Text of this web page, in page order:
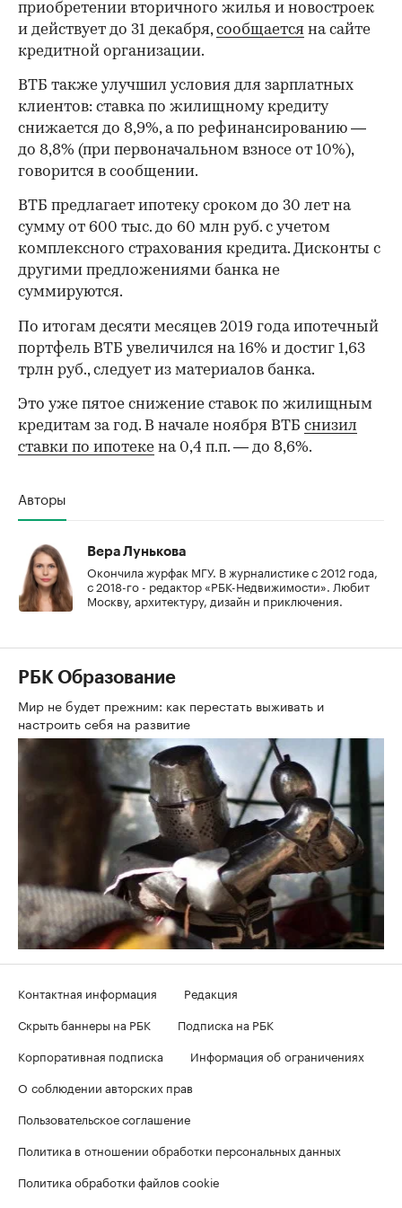
приобретении вторичного жилья и новостроек
и действует до 31 декабря,сообщается на сайте
кредитной организации.
ВТБ также улучшил условия для зарплатных
клиентов: ставка по жилищному кредиту
снижается до 8,9%, а по рефинансированию —
до 8,8% (при первоначальном взносе от 10%),
говорится в сообщении.
ВТБ предлагает ипотеку сроком до 30 лет на
сумму от 600 тыс. до 60 млн руб. с учетом
комплексного страхования кредита. Дисконты с
другими предложениями банка не
суммируются.
По итогам десяти месяцев 2019 года ипотечный
портфель ВТБ увеличился на 16% и достиг 1,63
трлн руб., следует из материалов банка.
Это уже пятое снижение ставок по жилищным
кредитам за год. В начале ноября ВТБ снизил
ставки по ипотеке на 0,4 п.п. — до 8,6%.
Авторы
Вера Лунькова
Окончила журфак МГУ. В журналистике с 2012 года,
с 2018-го - редактор «РБК-Недвижимости». Любит
Москву, архитектуру, дизайн и приключения.
РБК Образование
Мир не будет прежним: как перестать выживать и
настроить себя на развитие
Контактная информация
Редакция
Скрыть баннеры на РБК
Подписка на РБК
Корпоративная подписка
Информация об ограничениях
О соблюдении авторских прав
Пользовательское соглашение
Политика в отношении обработки персональных данных
Политика обработки файлов cookie